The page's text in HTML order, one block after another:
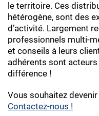
le territoire. Ces
hétérogène, sont des
d’activité. Largement
professionnels multi-
et conseils à leurs
adhérents sont
différence !
Vous souhaitez devenir
Contactez-nous !